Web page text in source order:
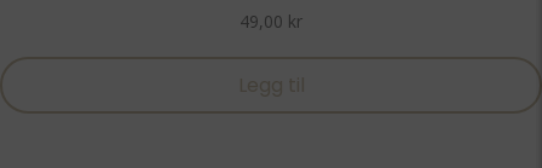
49,00 kr
Legg til